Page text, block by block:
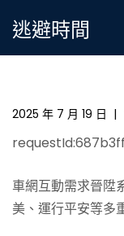
逃避時間
車網互JIUYI
2025 年 7 月 19 日 |
車網互動需求晉陞
美、運行平安等多